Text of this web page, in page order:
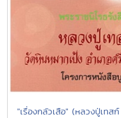
"เรื่องกลัวเสือ" (หลวงปู่เทส